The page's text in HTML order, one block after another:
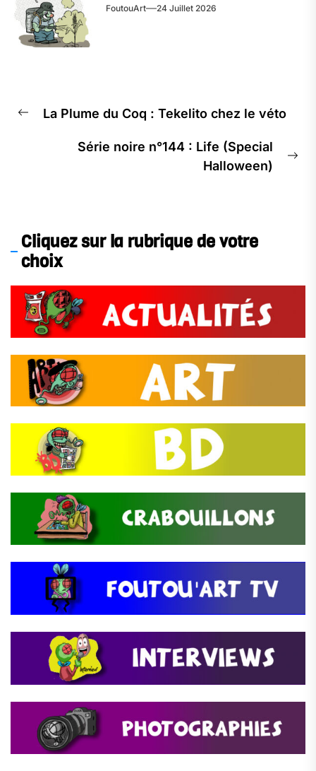
FoutouArt 24 Juillet 2026
La Plume du Coq : Tekelito chez le véto
Série noire n°144 : Life (Special
Halloween)
Cliquez sur la rubrique de votre
choix